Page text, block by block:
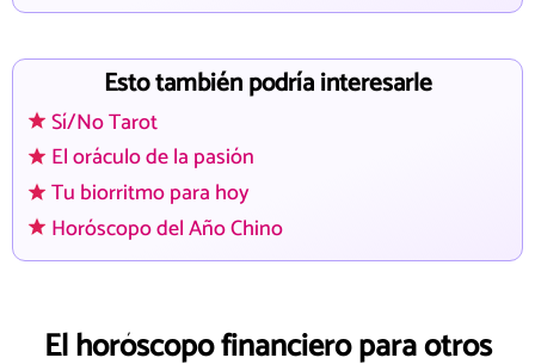
Esto también podría interesarle
Sí/No Tarot
El oráculo de la pasión
Tu biorritmo para hoy
Horóscopo del Año Chino
El horóscopo financiero para otros